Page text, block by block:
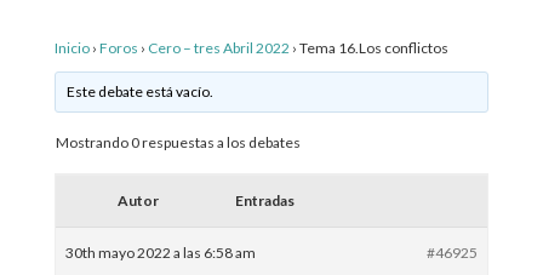
Inicio › Foros › Cero – tres Abril 2022 › Tema 16.Los conflictos
Este debate está vacío.
Mostrando 0 respuestas a los debates
Autor Entradas
30th mayo 2022 a las 6:58 am #46925